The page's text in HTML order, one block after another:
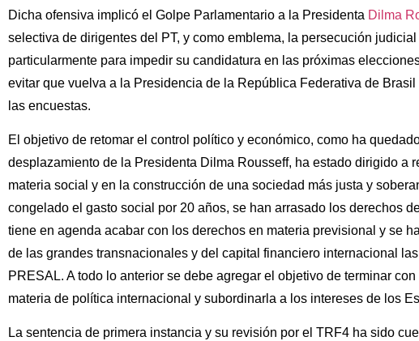
Dicha ofensiva implicó el Golpe Parlamentario a la Presidenta Dilma
selectiva de dirigentes del PT, y como emblema, la persecución
particularmente para impedir su candidatura en las próximas
evitar que vuelva a la Presidencia de la República Federativa de
las encuestas.
El objetivo de retomar el control político y económico, como ha
desplazamiento de la Presidenta Dilma Rousseff, ha estado dirigido a
materia social y en la construcción de una sociedad más justa y
congelado el gasto social por 20 años, se han arrasado los derechos
tiene en agenda acabar con los derechos en materia previsional y se
de las grandes transnacionales y del capital financiero internacional
PRESAL. A todo lo anterior se debe agregar el objetivo de terminar
materia de política internacional y subordinarla a los intereses de los
La sentencia de primera instancia y su revisión por el TRF4 ha sido